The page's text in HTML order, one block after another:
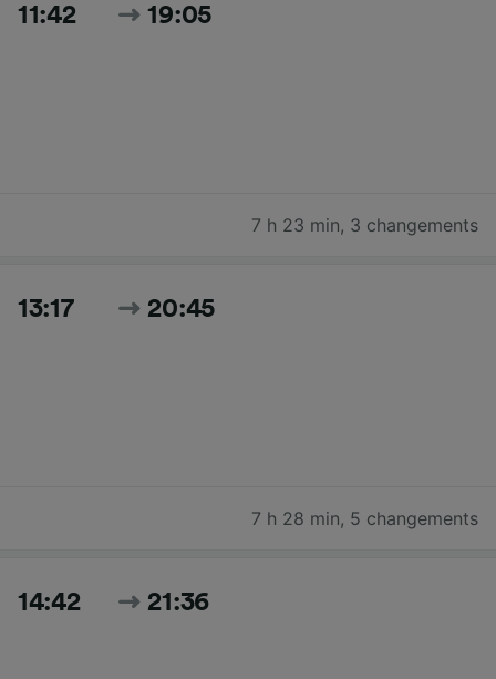
11:42 19:05
7 h 23 min, 3 changements
13:17 20:45
7 h 28 min, 5 changements
14:42 21:36